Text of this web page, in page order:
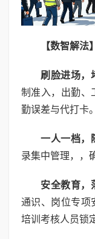
【数智解法】
刷脸进场，
制准入，出勤、
勤误差与代打卡。
一人一档，
录集中管理，，
安全教育，
通识、岗位专项
培训考核人员锁